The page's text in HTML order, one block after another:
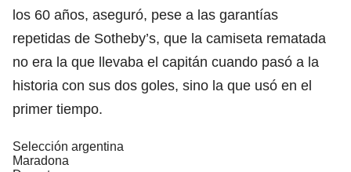
los 60 años, aseguró, pese a las garantías
repetidas de Sotheby’s, que la camiseta rematada
no era la que llevaba el capitán cuando pasó a la
historia con sus dos goles, sino la que usó en el
primer tiempo.
Selección argentina
Maradona